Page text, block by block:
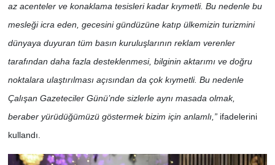
az acenteler ve konaklama tesisleri kadar kıymetli. Bu nedenle bu
mesleği icra eden, gecesini gündüzüne katıp ülkemizin turizmini
dünyaya duyuran tüm basın kuruluşlarının reklam verenler
tarafından daha fazla desteklenmesi, bilginin aktarımı ve doğru
noktalara ulaştırılması açısından da çok kıymetli. Bu nedenle
Çalışan Gazeteciler Günü’nde sizlerle aynı masada olmak,
beraber yürüdüğümüzü göstermek bizim için anlamlı,”ifadelerini
kullandı.